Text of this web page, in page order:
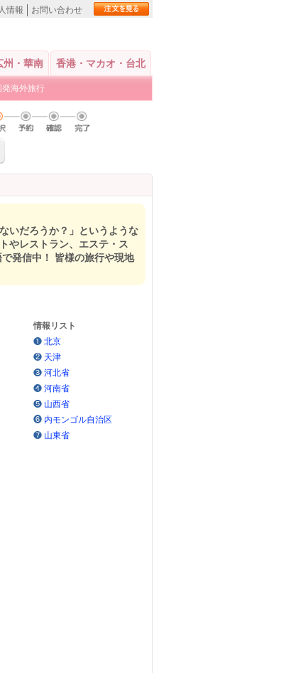
情報 お問い合わせ
州・華南 香港・マカオ・台北
発海外旅行
いだろうか？」というような
やレストラン、エステ・ス
発信中！ 皆様の旅行や現地
情報リスト
❶ 北京
❷ 天津
❸ 河北省
❹ 河南省
❺ 山西省
❻ 内モンゴル自治区
❼ 山東省